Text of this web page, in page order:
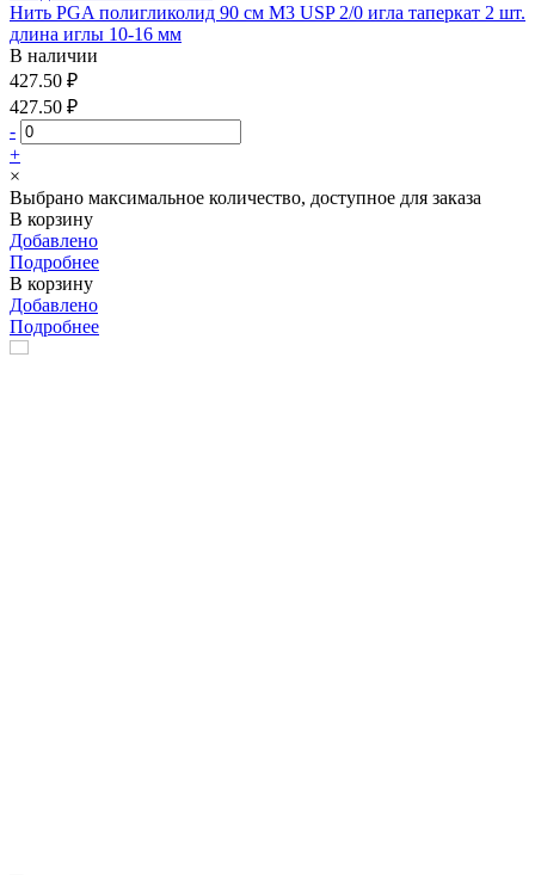
Нить PGA полигликолид 90 см М3 USP 2/0 игла таперкат 2 шт.
длина иглы 10-16 мм
В наличии
427.50 ₽
427.50 ₽
-
+
×
Выбрано максимальное количество, доступное для заказа
В корзину
Добавлено
Подробнее
В корзину
Добавлено
Подробнее